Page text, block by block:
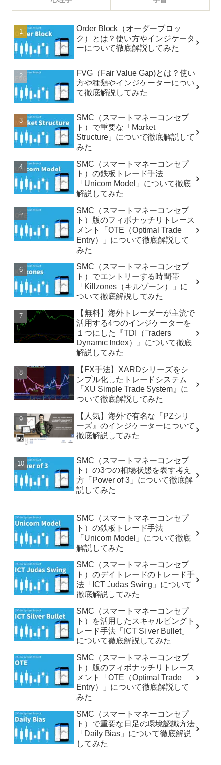
Order Block（オーダーブロッ
ク）とは？使い方やインジケータ
ーについて徹底解説してみた
FVG（Fair Value Gap)とは？使い
方や種類やインジケーターについ
て徹底解説してみた
SMC（スマートマネーコンセプ
ト）で重要な「Market
Structure」について徹底解説して
みた
SMC（スマートマネーコンセプ
ト）の鉄板トレード手法
「Unicorn Model」について徹底
解説してみた
SMC（スマートマネーコンセプ
ト）版のフィボナッチリトレース
メント「OTE（Optimal Trade
Entry）」について徹底解説して
みた
SMC（スマートマネーコンセプ
ト）でエントリーする時間帯
「Killzones（キルゾーン）」に
ついて徹底解説してみた
【無料】海外トレーダーが主流で
活用する4つのインジケーターを
１つにした『TDI（Traders
Dynamic Index）』について徹底
解説してみた
【FX手法】XARDシリーズをシ
ンプル化したトレードシステム
『XU Simple Trade System』に
ついて徹底解説してみた
【人気】海外で有名な『PZシリ
ーズ』のインジケーターについて
徹底解説してみた
SMC（スマートマネーコンセプ
ト）の3つの相場状態を表す考え
方「Power of 3」について徹底解
説してみた
SMC（スマートマネーコンセプ
ト）の鉄板トレード手法
「Unicorn Model」について徹底
解説してみた
SMC（スマートマネーコンセプ
ト）のデイトレードのトレード手
法「ICT Judas Swing」について
徹底解説してみた
SMC（スマートマネーコンセプ
ト）を活用したスキャルピングト
レード手法「ICT Silver Bullet」
について徹底解説してみた
SMC（スマートマネーコンセプ
ト）版のフィボナッチリトレース
メント「OTE（Optimal Trade
Entry）」について徹底解説して
みた
SMC（スマートマネーコンセプ
ト）で重要な日足の環境認識方法
「Daily Bias」について徹底解説
してみた